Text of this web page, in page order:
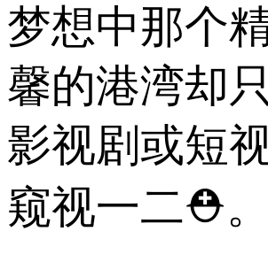
梦想中那个
馨的港湾却
影视剧或短
窥视一二⛑。